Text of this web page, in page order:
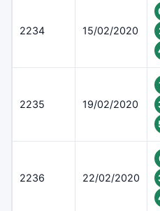
2234 15/02/2020
2235 19/02/2020
2236 22/02/2020